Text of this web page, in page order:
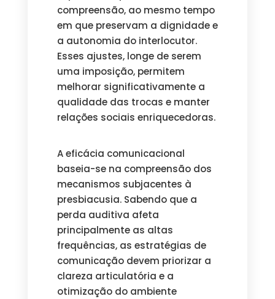
compreensão, ao mesmo tempo
em que preservam a dignidade e
a autonomia do interlocutor.
Esses ajustes, longe de serem
uma imposição, permitem
melhorar significativamente a
qualidade das trocas e manter
relações sociais enriquecedoras.
A eficácia comunicacional
baseia-se na compreensão dos
mecanismos subjacentes à
presbiacusia. Sabendo que a
perda auditiva afeta
principalmente as altas
frequências, as estratégias de
comunicação devem priorizar a
clareza articulatória e a
otimização do ambiente